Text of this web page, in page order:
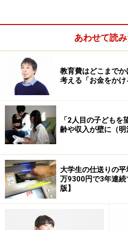
もしも、「消費」や「浪費」に
う。問題となるのは、無自覚で
あわせて読
教育費はどこまで
考える「お金をかけ
「2人目の子ども
齢や収入が壁に（明
大学生の仕送りの
万9300円で3年連
版】